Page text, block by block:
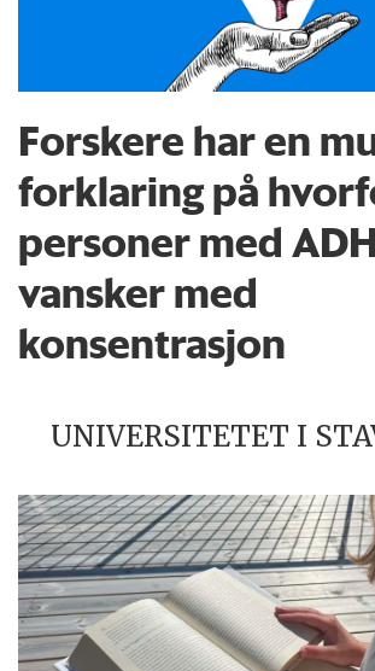
Forskere har en
forklaring på
personer med
vansker med
konsentrasjon
UNIVERSITETET I